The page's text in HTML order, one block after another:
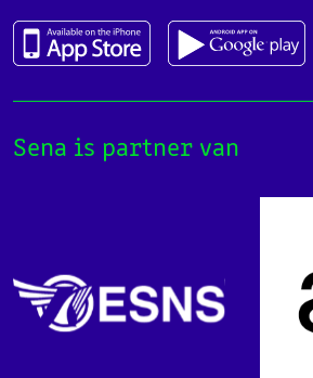
Sena is partner van